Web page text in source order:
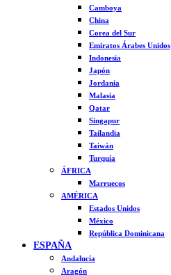
Camboya
China
Corea del Sur
Emiratos Árabes Unidos
Indonesia
Japón
Jordania
Malasia
Qatar
Singapur
Tailandia
Taiwán
Turquía
ÁFRICA
Marruecos
AMÉRICA
Estados Unidos
México
República Dominicana
ESPAÑA
Andalucía
Aragón